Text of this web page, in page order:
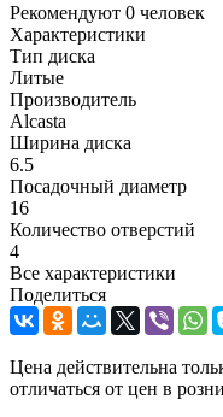
Рекомендуют 0 человек
Характеристики
Тип диска
Литые
Производитель
Alcasta
Ширина диска
6.5
Посадочный диаметр
16
Количество отверстий
4
Все характеристики
Поделиться
Цена действительна
отличаться от цен в